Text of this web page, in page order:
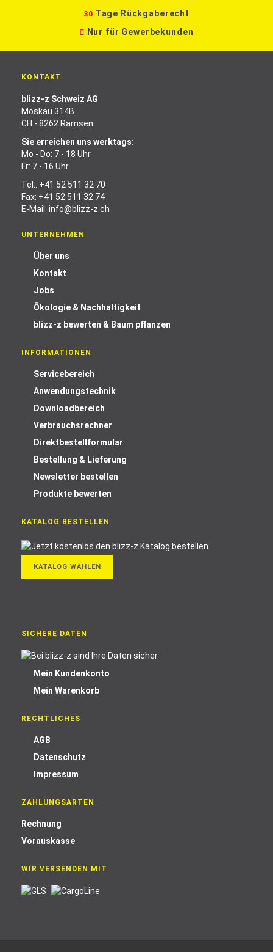
30 Tage Rückgaberecht
Nur für Gewerbekunden
KONTAKT
blizz-z Schweiz AG
Moskau 314B
CH - 8262 Ramsen
Sie erreichen uns werktags:
Mo - Do: 7 - 18 Uhr
Fr: 7 - 16 Uhr
Tel.: +41 52 511 32 70
Fax: +41 52 511 32 74
E-Mail: info@blizz-z.ch
UNTERNEHMEN
Über uns
Kontakt
Jobs
Ökologie & Nachhaltigkeit
blizz-z bewerten & Baum pflanzen
INFORMATIONEN
Servicebereich
Anwendungstechnik
Downloadbereich
Verbrauchsrechner
Direktbestellformular
Bestellung & Lieferung
Newsletter bestellen
Produkte bewerten
KATALOG BESTELLEN
KATALOG WÄHLEN
SICHERE DATEN
Mein Kundenkonto
Mein Warenkorb
RECHTLICHES
AGB
Datenschutz
Impressum
ZAHLUNGSARTEN
Rechnung
Vorauskasse
WIR VERSENDEN MIT